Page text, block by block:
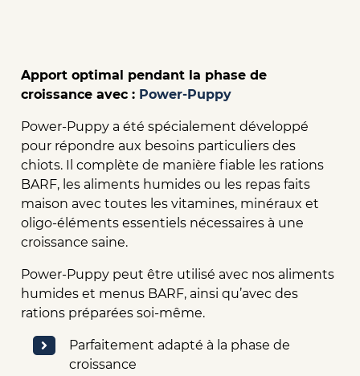
Apport optimal pendant la phase de
croissance avec : Power-Puppy
Power-Puppy a été spécialement développé
pour répondre aux besoins particuliers des
chiots. Il complète de manière fiable les rations
BARF, les aliments humides ou les repas faits
maison avec toutes les vitamines, minéraux et
oligo-éléments essentiels nécessaires à une
croissance saine.
Power-Puppy peut être utilisé avec nos aliments
humides et menus BARF, ainsi qu’avec des
rations préparées soi-même.
Parfaitement adapté à la phase de
croissance